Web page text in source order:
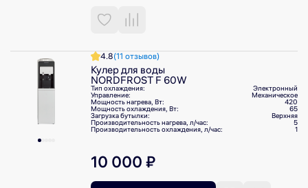
4.8(11 отзывов)
Кулер для воды
NORDFROST F 60W
Тип охлаждения: Электронный
Управление: Механическое
Мощность нагрева, Вт: 420
Мощность охлаждения, Вт: 65
Загрузка бутылки: Верхняя
Производительность нагрева, л/⁠час: 5
Производительность охлаждения, л/⁠час: 1
10 000 ₽